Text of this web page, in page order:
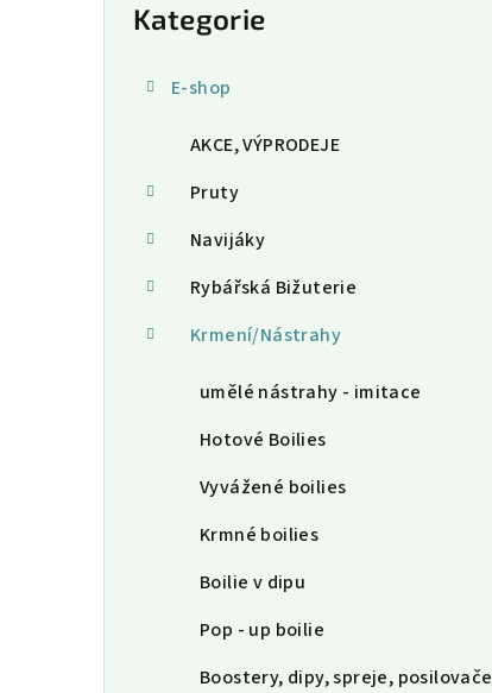
Přeskočit
kategorie
Kategorie
E-shop
AKCE, VÝPRODEJE
Pruty
Navijáky
Rybářská Bižuterie
Krmení/Nástrahy
umělé nástrahy - imitace
Hotové Boilies
Vyvážené boilies
Krmné boilies
Boilie v dipu
Pop - up boilie
Boostery, dipy, spreje, posilovače